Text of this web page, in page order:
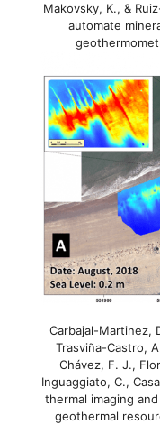
Makovsky, K., &
automate
Carbajal-Martinez,
Trasviña-Castro,
Chávez, F. J.,
Inguaggiato, C.,
thermal imaging
geothermal